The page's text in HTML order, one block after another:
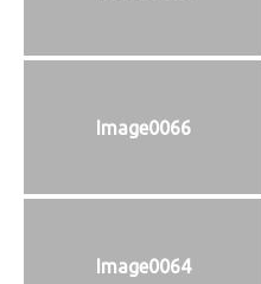
Image0066
Image0064